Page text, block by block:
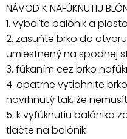
NÁVOD K NAFÚKNUTIU
1. vybaľte balónik a
2. zasuňte brko do
umiestnený na spodnej
3. fúkaním cez brko
4. opatrne vytiahnite
navrhnutý tak, že
5. k vyfúknutiu balónika
tlačte na balónik